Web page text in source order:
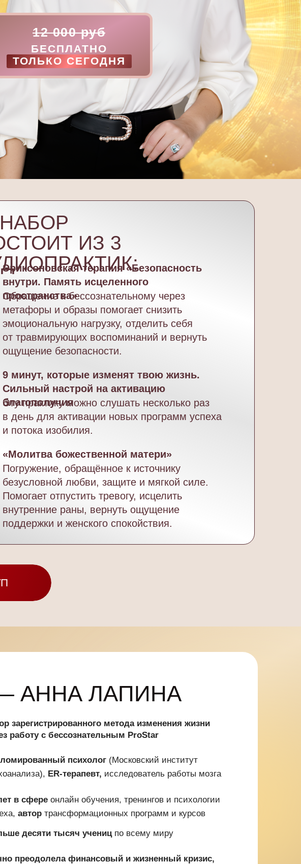
БЕСПЛАТНО
ТОЛЬКО СЕГОДНЯ
12 000 руб
Эриксоновская терапия «Безопасность
внутри. Память исцеленного
пространства»
О бращение к бессознательному через
метафоры и образы помогает снизить
эмоциональную нагрузку, отделить себя
от травмирующих воспоминаний и вернуть
ощущение безопасности.
ИЗ 3
9 минут, которые изменят твою жизнь.
Сильный настрой на активацию
благополучия
Эту практику можно слушать несколько раз
в день для активации новых программ успеха
и потока изобилия.
«Молитва божественной матери»
Погружение, обращённое к источнику
безусловной любви, защите и мягкой силе.
Помогает отпустить тревогу, исцелить
внутренние раны, вернуть ощущение
поддержки и женского спокойствия.
психолог (Московский институт
ER-терапевт, исследователь работы мозга
в сфере онлайн обучения, тренингов и психологии
автор трансформационных программ и курсов
десяти тысяч учениц по всему миру
преодолела финансовый и жизненный кризис,
АННА ЛАПИНА
зарегистрированного метода изменения жизни
работу с бессознательным ProStar